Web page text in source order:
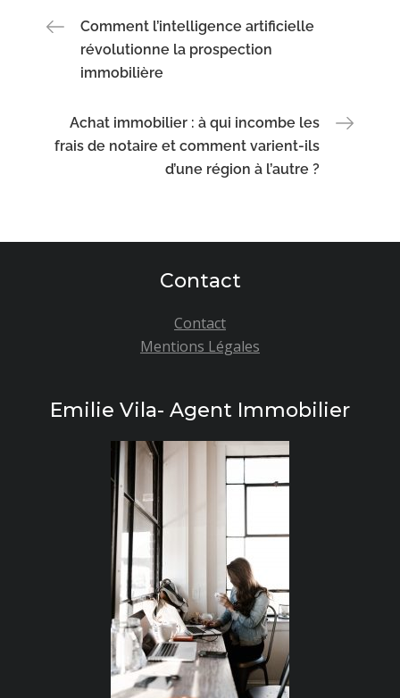
Navigation
de
l’article
Comment l’intelligence artificielle
révolutionne la prospection
immobilière
Achat immobilier : à qui incombe les
frais de notaire et comment varient-ils
d’une région à l’autre ?
Contact
Contact
Mentions Légales
Emilie Vila- Agent Immobilier